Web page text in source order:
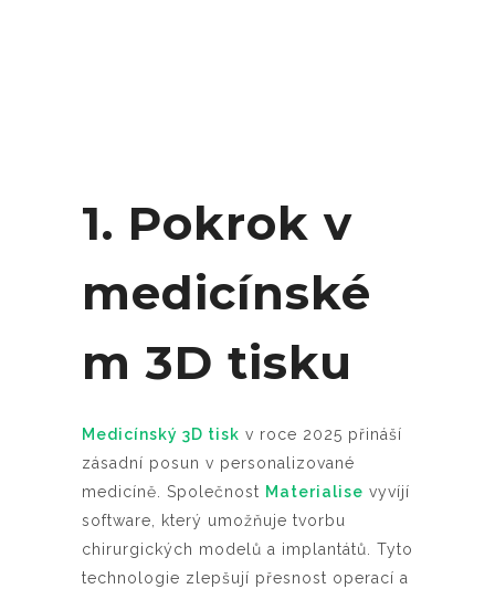
1. Pokrok v
medicínské
m 3D tisku
Medicínský 3D tisk v roce 2025 přináší
zásadní posun v personalizované
medicíně. Společnost Materialise vyvíjí
software, který umožňuje tvorbu
chirurgických modelů a implantátů. Tyto
technologie zlepšují přesnost operací a